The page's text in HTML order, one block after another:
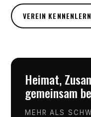
VEREIN
Heimat,
gemeinsam
MEHR ALS